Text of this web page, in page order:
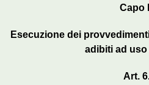
Capo III
Esecuzione dei
adibiti ad
Art.